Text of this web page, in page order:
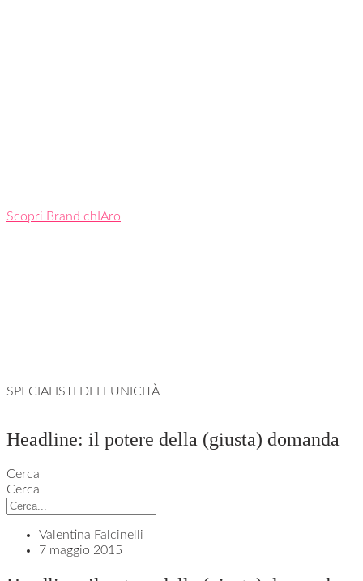
Scopri Brand chIAro
SPECIALISTI DELL'UNICITÀ
Headline: il potere della (giusta) domanda
Cerca
Cerca
Valentina Falcinelli
7 maggio 2015